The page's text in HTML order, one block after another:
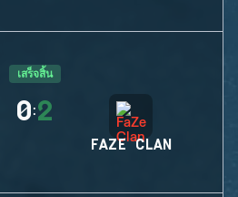
เสร็จสิ้น
0:2
FAZE CLAN